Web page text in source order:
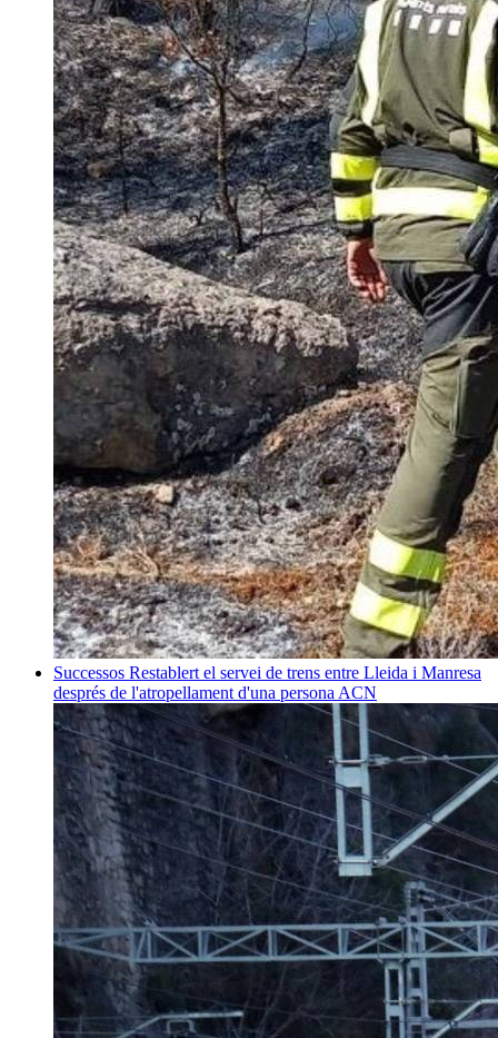
Successos Restablert el servei de trens entre Lleida i Manresa
després de l'atropellament d'una persona ACN